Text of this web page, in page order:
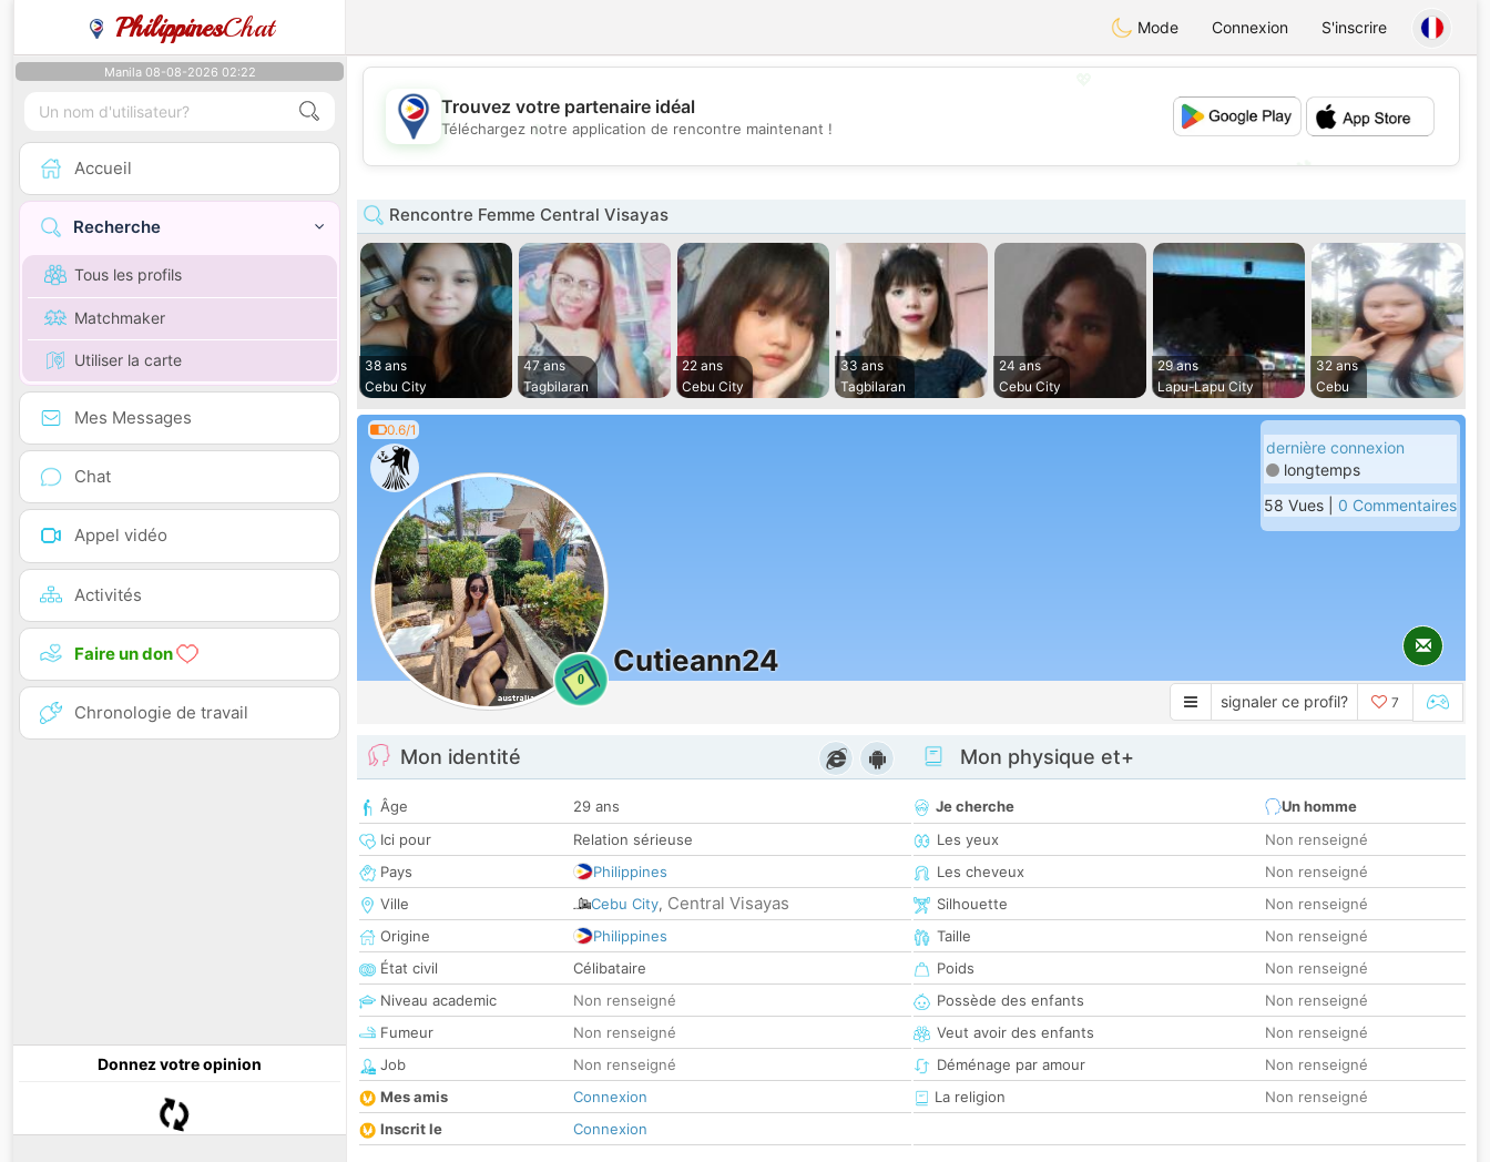
PhilippinesChat Mode Connexion S'inscrire
Manila 08-08-2026 02:22
Accueil
Recherche
Tous les profils
Matchmaker
Utiliser la carte
Mes Messages
Chat
Appel vidéo
Activités
Faire un don
Chronologie de travail
Donnez votre opinion
💕
Trouvez votre partenaire idéal
Téléchargez notre application de rencontre maintenant !
Rencontre Femme Central Visayas
38 ans
Cebu City
47 ans
Tagbilaran
22 ans
Cebu City
33 ans
Tagbilaran
24 ans
Cebu City
29 ans
Lapu-Lapu City
32 ans
Cebu
0.6/1
0
Cutieann24
dernière connexion
longtemps
58 Vues | 0 Commentaires
signaler ce profil? 7
Mon identité
Âge
29 ans
Ici pour
Relation sérieuse
Pays
Philippines
Ville
Cebu City, Central Visayas
Origine
Philippines
État civil
Célibataire
Niveau academic
Non renseigné
Fumeur
Non renseigné
Job
Non renseigné
Mes amis
Connexion
Inscrit le
Connexion
Mon physique et+
Je cherche
Un homme
Les yeux
Non renseigné
Les cheveux
Non renseigné
Silhouette
Non renseigné
Taille
Non renseigné
Poids
Non renseigné
Possède des enfants
Non renseigné
Veut avoir des enfants
Non renseigné
Déménage par amour
Non renseigné
La religion
Non renseigné